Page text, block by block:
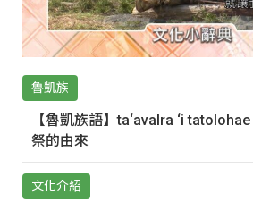
魯凱族
【魯凱族語】ta‘avalra ‘i
祭的由來
文化介紹